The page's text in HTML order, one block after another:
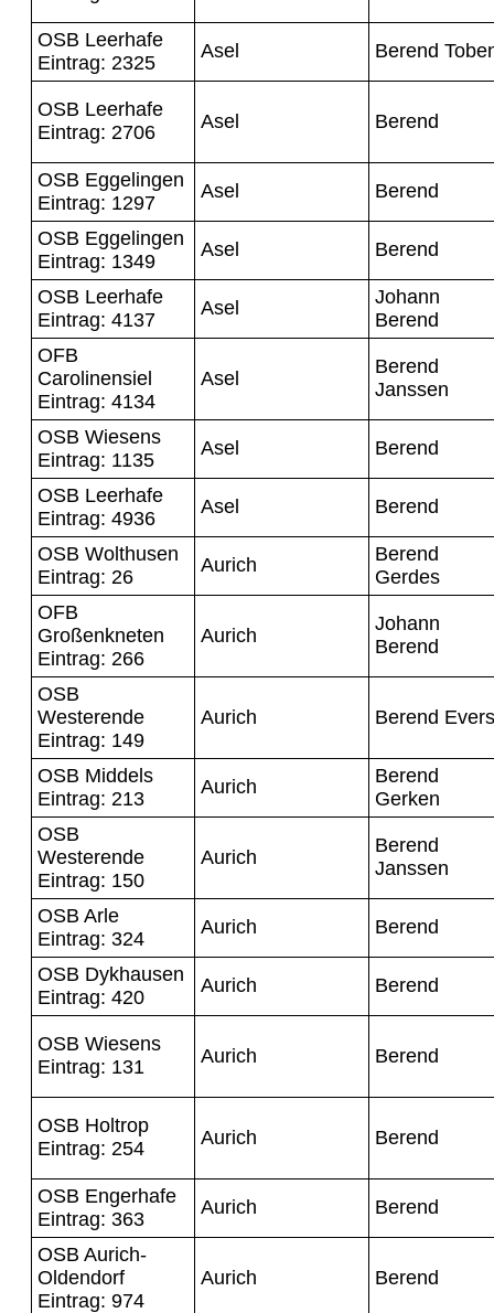
OSB Leerhafe
Eintrag: 2325
Asel Berend
OSB Leerhafe
Eintrag: 2706
Asel Berend
OSB Eggelingen
Eintrag: 1297
Asel Berend
OSB Eggelingen
Eintrag: 1349
Asel Berend
OSB Leerhafe
Eintrag: 4137
Asel
Johann
Berend
OFB
Carolinensiel
Eintrag: 4134
Asel
Berend
Janssen
OSB Wiesens
Eintrag: 1135
Asel Berend
OSB Leerhafe
Eintrag: 4936
Asel Berend
OSB Wolthusen
Eintrag: 26
Aurich
Berend
Gerdes
OFB
Großenkneten
Eintrag: 266
Aurich
Johann
Berend
OSB
Westerende
Eintrag: 149
Aurich Berend Evers
OSB Middels
Eintrag: 213
Aurich
Berend
Gerken
OSB
Westerende
Eintrag: 150
Aurich
Berend
Janssen
OSB Arle
Eintrag: 324
Aurich Berend
OSB Dykhausen
Eintrag: 420
Aurich Berend
OSB Wiesens
Eintrag: 131
Aurich Berend
OSB Holtrop
Eintrag: 254
Aurich Berend
OSB Engerhafe
Eintrag: 363
Aurich Berend
OSB Aurich-
Oldendorf
Eintrag: 974
Aurich Berend